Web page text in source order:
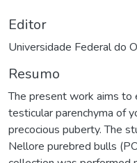
Editor
Universidade Federal do
Resumo
The present work aims to
testicular parenchyma of
precocious puberty. The
Nellore purebred bulls